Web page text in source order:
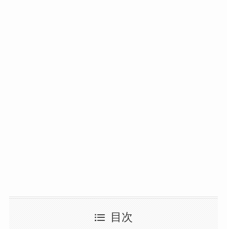
目次